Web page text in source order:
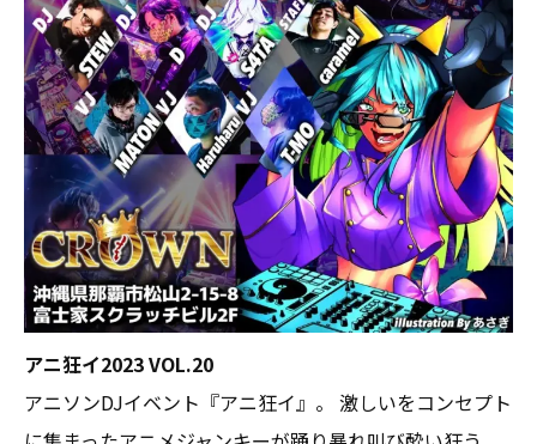
アニ狂イ2023 VOL.20
アニソンDJイベント『アニ狂イ』。 激しいをコンセプト